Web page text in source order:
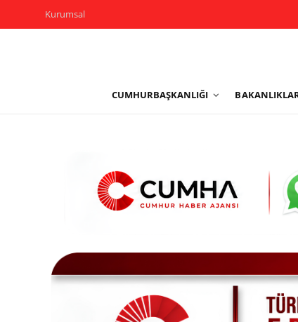
Kurumsal
CUMHURBAŞKANLIĞI
Yerel Yönetimler